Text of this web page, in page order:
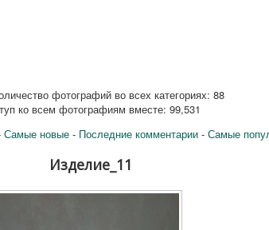
фотографий во всех категориях: 88
ко всем фотографиям вместе: 99,531
Самые новые - Последние комментарии - Самые
Изделие_11